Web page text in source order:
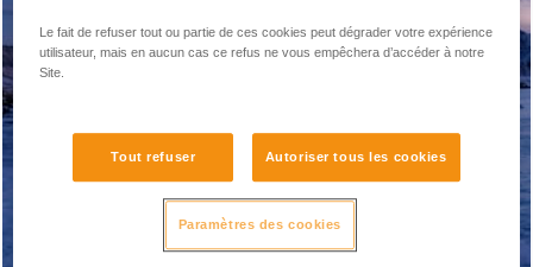
Divers
Le fait de refuser tout ou partie de ces cookies peut dégrader votre expérience
utilisateur, mais en aucun cas ce refus ne vous empêchera d’accéder à notre
Site.
Tout refuser Autoriser tous les cookies
Paramètres des cookies